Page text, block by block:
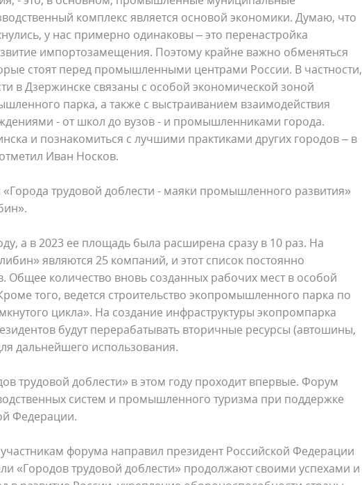
комплекс является основой экономики. Думаю, что
у нас примерно одинаковы – это перенастройка
импортозамещения. Поэтому крайне важно обменяться
стоят перед промышленными центрами России. В частности,
в Дзержинске связаны с особой экономической зоной
парка, а также с выстраиванием взаимодействия
- от школ до вузов - и промышленниками города.
и познакомиться с лучшими практиками других городов – в
Иван Носков.
«Города трудовой доблести - маяки промышленного развития»
а в 2023 ее площадь была расширена сразу в 10 раз. На
являются 25 компаний, и этот список постоянно
Общее количество вновь созданных рабочих мест в особой
того, ведется строительство экопромышленного парка по
цикла». На создание инфраструктуры экопромпарка
будут перерабатывать вторичные ресурсы (автошины,
дальнейшего использования.
трудовой доблести» в этом году проходит впервые. Форум
систем и промышленного туризма при поддержке
Федерации.
форума направил президент Российской Федерации
«Городов трудовой доблести» продолжают своими успехами и